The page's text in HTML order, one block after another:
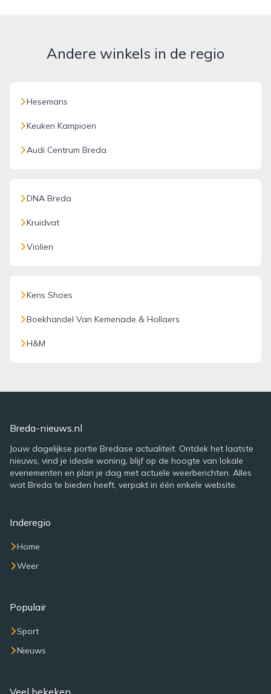
Andere winkels in de regio
Hesemans
Keuken Kampioen
Audi Centrum Breda
DNA Breda
Kruidvat
Violien
Kens Shoes
Boekhandel Van Kemenade & Hollaers
H&M
Breda-nieuws.nl
Jouw dagelijkse portie Bredase actualiteit. Ontdek het laatste
nieuws, vind je ideale woning, blijf op de hoogte van lokale
evenementen en plan je dag met actuele weerberichten. Alles
wat Breda te bieden heeft, verpakt in één enkele website.
Inderegio
Home
Weer
Populair
Sport
Nieuws
Veel bekeken